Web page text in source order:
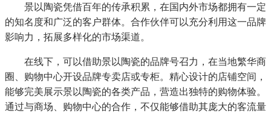
景以陶瓷凭借百年的传承积累，在国内外市场都拥有一定
的知名度和广泛的客户群体。合作伙伴可以充分利用这一品牌
影响力，拓展多样化的市场渠道。
在线下，可以借助景以陶瓷的品牌号召力，在当地繁华商
圈、购物中心开设品牌专卖店或专柜。精心设计的店铺空间，
能够完美展示景以陶瓷的各类产品，营造出独特的购物体验。
通过与商场、购物中心的合作，不仅能够借助其庞大的客流量
长按识别二维